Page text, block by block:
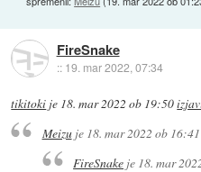
FireSnake
:: 19. mar 2022, 07:34
tikitoki je 18. mar 2022 ob 19:50
Meizuje 18. mar 2022 ob 16:41
FireSnake je 18. mar